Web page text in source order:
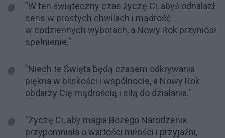
"W ten świąteczny czas życzę Ci, abyś odnalazł
sens w prostych chwilach i mądrość
w codziennych wyborach, a Nowy Rok przyniósł
spełnienie."
"Niech te Święta będą czasem odkrywania
piękna w bliskości i wspólnocie, a Nowy Rok
obdarzy Cię mądrością i siłą do działania."
"Życzę Ci, aby magia Bożego Narodzenia
przypomniała o wartości miłości i przyjaźni,